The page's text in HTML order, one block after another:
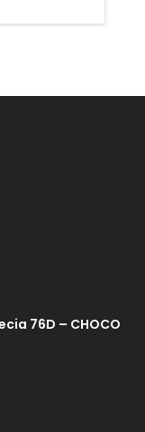
76D – CHOCO